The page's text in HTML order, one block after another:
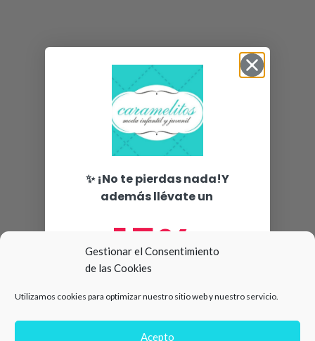
Gestionar el Consentimiento
de las Cookies
Utilizamos cookies para optimizar nuestro sitio web y nuestro servicio.
Acepto
✨ ¡No te pierdas nada!Y
además llévate un
15%
compra 🛍️
Número de teléfono